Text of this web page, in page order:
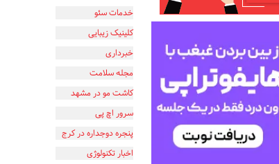
خدمات سئو
کلینیک زیبایی
خبرداری
مجله سلامت
کاشت مو در مشهد
سرور اچ پی
پنجره دوجداره در کرج
اخبار تکنولوژی